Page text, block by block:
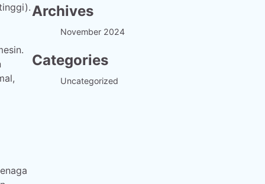
Archives
November 2024
Categories
Uncategorized